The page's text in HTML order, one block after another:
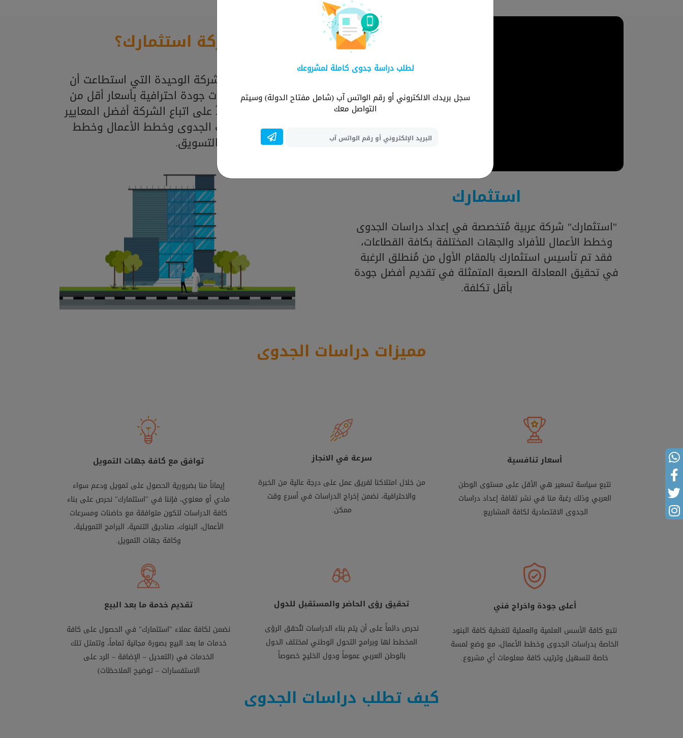
لماذا شركة استثمارك؟
شركة استثمارك هي الشركة الوحيدة التي استطاعت أن
توفر دراسات شاملة وذات جودة احترافية بأسعار أقل من
المتواجدة بالسوق، فضلاً على اتباع الشركة أفضل المعايير
العالمية لإنشاء دراسات الجدوى وخطط الأعمال وخطط
التسويق.
استثمارك
"استثمارك" شركة عربية مُتخصصة في إعداد دراسات الجدوى
وخطط الأعمال للأفراد والجهات المختلفة بكافة القطاعات،
فقد تم تأسيس استثمارك بالمقام الأول من مُنطلق الرغبة
في تحقيق المعادلة الصعبة المتمثلة في تقديم أفضل جودة
بأقل تكلفة.
مميزات دراسات الجدوى
أسعار تنافسية
نتبع سياسة تسعير هي الأقل على مستوى الوطن
العربي وذلك رغبة منا في نشر ثقافة إعداد دراسات
الجدوى الاقتصادية لكافة المشاريع.
سرعة في الانجاز
من خلال امتلاكنا لفريق عمل على درجة عالية من الخبرة
والاحترافية، نضمن إخراج الدراسات في أسرع وقت
ممكن.
توافق مع كافة جهات التمويل
إيماناً منا بضرورية الحصول على تمويل ودعم سواء
مادي أو معنوي، فإننا في "استثمارك" نحرص على بناء
كافة الدراسات لتكون متوافقة مع حاضنات ومسرعات
الأعمال، البنوك، صناديق التنمية، البرامج التمويلية،
وكافة جهات التمويل.
أعلى جودة واخراج فني
نتبع كافة الأسس العلمية والعملية لتغطية كافة البنود
الخاصة بدراسات الجدوى وخطط الأعمال، مع وضع لمسة
خاصة لتسهيل وترتيب كافة معلومات أي مشروع.
تحقيق رؤى الحاضر والمستقبل للدول
نحرص دائماً على أن يتم بناء الدراسات لتُحقق الرؤى
المخطط لها وبرامج التحول الوطني لمختلف الدول
بالوطن العربي عموماً ودول الخليج خصوصاً
تقديم خدمة ما بعد البيع
نضمن لكافة عملاء "استثمارك" في الحصول على كافة
خدمات ما بعد البيع بصورة مجانية تماماً، وتتمثل تلك
الخدمات في (التعديل – الإضافة – الرد على
الاستفسارات – توضيح الملاحظات)
كيف تطلب دراسات الجدوى
لطلب دراسة جدوى كاملة لمشروعك
سجل بريدك الالكتروني أو رقم الواتس آب (شامل مفتاح الدولة) وسيتم
التواصل معك